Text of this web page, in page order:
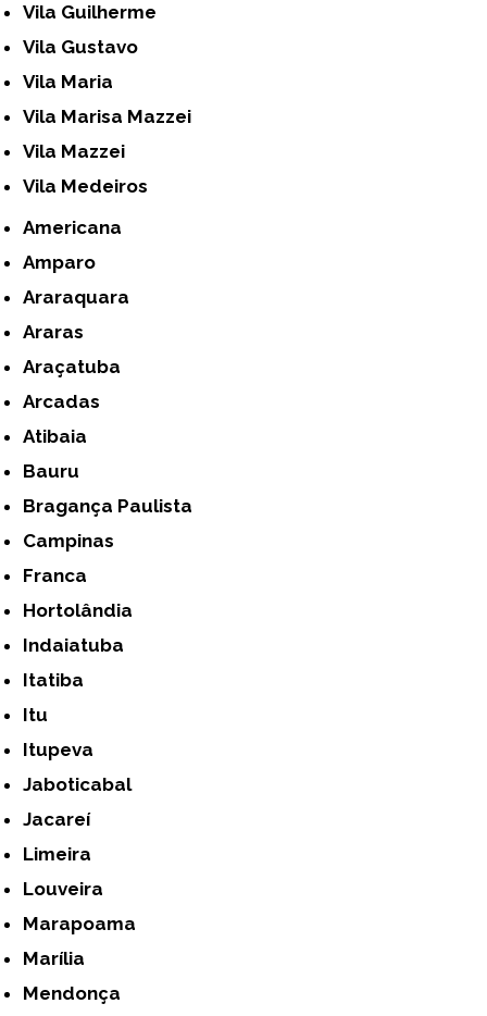
Vila Guilherme
Vila Gustavo
Vila Maria
Vila Marisa Mazzei
Vila Mazzei
Vila Medeiros
Americana
Amparo
Araraquara
Araras
Araçatuba
Arcadas
Atibaia
Bauru
Bragança Paulista
Campinas
Franca
Hortolândia
Indaiatuba
Itatiba
Itu
Itupeva
Jaboticabal
Jacareí
Limeira
Louveira
Marapoama
Marília
Mendonça